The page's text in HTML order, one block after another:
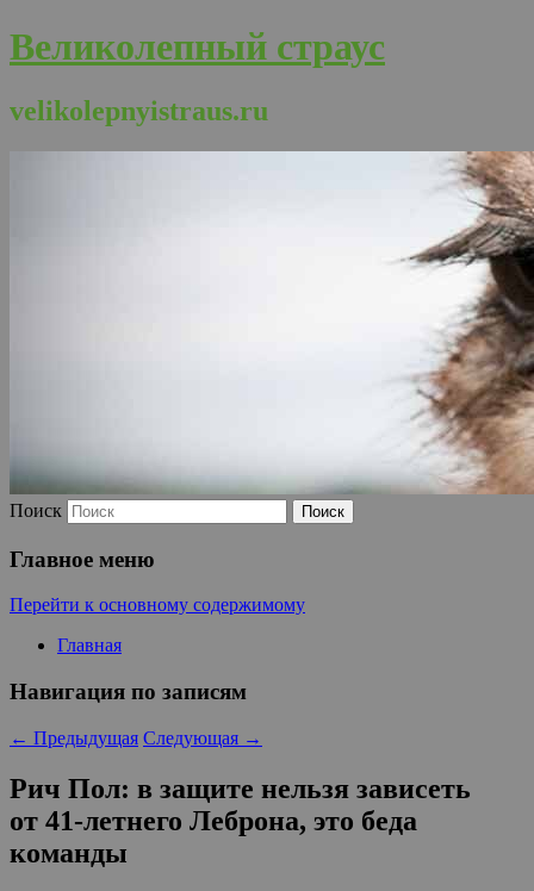
Великолепный страус
velikolepnyistraus.ru
Поиск
Главное меню
Перейти к основному содержимому
Главная
Навигация по записям
← Предыдущая Следующая →
Рич Пол: в защите нельзя зависеть
от 41-летнего Леброна, это беда
команды